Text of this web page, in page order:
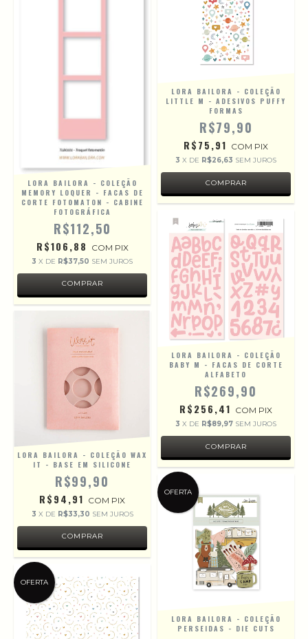
LORA BAILORA - COLEÇÃO
MEMORY LOQUER - FACAS DE
CORTE FOTOMATON - CABINE
FOTOGRÁFICA
R$112,50
R$106,88 COM PIX
3 X DE R$37,50 SEM JUROS
LORA BAILORA - COLEÇÃO
LITTLE M - ADESIVOS PUFFY
FORMAS
R$79,90
R$75,91 COM PIX
3 X DE R$26,63 SEM JUROS
LORA BAILORA - COLEÇÃO WAX
IT - BASE EM SILICONE
R$99,90
R$94,91 COM PIX
3 X DE R$33,30 SEM JUROS
LORA BAILORA - COLEÇÃO
BABY M - FACAS DE CORTE
ALFABETO
R$269,90
R$256,41 COM PIX
3 X DE R$89,97 SEM JUROS
OFERTA
OFERTA
LORA BAILORA - COLEÇÃO
PERSEIDAS - DIE CUTS